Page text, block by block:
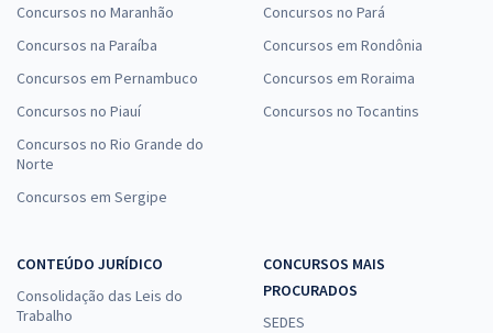
Concursos no Maranhão
Concursos na Paraíba
Concursos em Pernambuco
Concursos no Piauí
Concursos no Rio Grande do
Norte
Concursos em Sergipe
Concursos no Pará
Concursos em Rondônia
Concursos em Roraima
Concursos no Tocantins
CONTEÚDO JURÍDICO
Consolidação das Leis do
Trabalho
CONCURSOS MAIS
PROCURADOS
SEDES